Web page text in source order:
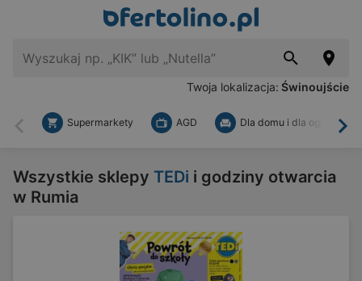
Twoja lokalizacja: Świnoujście
Wstecz
Supermarkety AGD Dla domu i dla ogrodu
Wszystkie sklepy TEDi i godziny otwarcia
w Rumia